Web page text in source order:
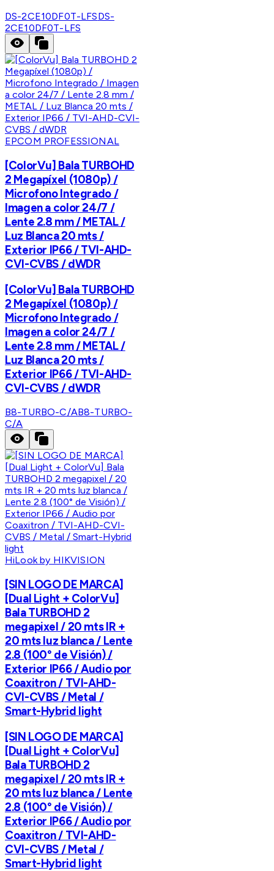
DS-2CE10DF0T-LFSDS-
2CE10DF0T-LFS
EPCOM PROFESSIONAL
[ColorVu] Bala TURBOHD
2 Megapíxel (1080p) /
Microfono Integrado /
Imagen a color 24/7 /
Lente 2.8 mm / METAL /
Luz Blanca 20 mts /
Exterior IP66 / TVI-AHD-
CVI-CVBS / dWDR
[ColorVu] Bala TURBOHD
2 Megapíxel (1080p) /
Microfono Integrado /
Imagen a color 24/7 /
Lente 2.8 mm / METAL /
Luz Blanca 20 mts /
Exterior IP66 / TVI-AHD-
CVI-CVBS / dWDR
B8-TURBO-C/AB8-TURBO-
C/A
HiLook by HIKVISION
[SIN LOGO DE MARCA]
[Dual Light + ColorVu]
Bala TURBOHD 2
megapixel / 20 mts IR +
20 mts luz blanca / Lente
2.8 (100° de Visión) /
Exterior IP66 / Audio por
Coaxitron / TVI-AHD-
CVI-CVBS / Metal /
Smart-Hybrid light
[SIN LOGO DE MARCA]
[Dual Light + ColorVu]
Bala TURBOHD 2
megapixel / 20 mts IR +
20 mts luz blanca / Lente
2.8 (100° de Visión) /
Exterior IP66 / Audio por
Coaxitron / TVI-AHD-
CVI-CVBS / Metal /
Smart-Hybrid light